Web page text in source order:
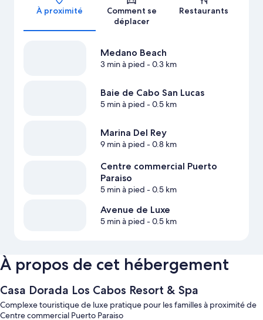
À proximité
Comment se
déplacer
Restaurants
Medano Beach
3 min à pied - 0.3 km
Baie de Cabo San Lucas
5 min à pied - 0.5 km
Marina Del Rey
9 min à pied - 0.8 km
Centre commercial Puerto
Paraiso
5 min à pied - 0.5 km
Avenue de Luxe
5 min à pied - 0.5 km
À propos de cet hébergement
Casa Dorada Los Cabos Resort & Spa
Complexe touristique de luxe pratique pour les familles à proximité de
Centre commercial Puerto Paraiso